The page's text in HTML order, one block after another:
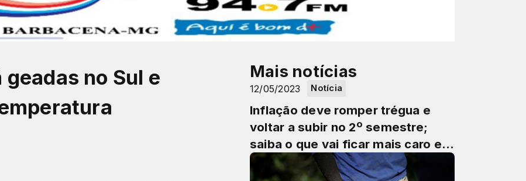
no Sul e
Mais notícias
Notícia
12/05/2023
Inflação deve romper trégua e
voltar a subir no 2º semestre;
saiba o que vai ficar mais caro e
por quê